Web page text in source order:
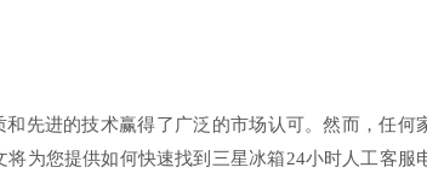
先进的技术赢得了广泛的市场认可。然而，任何
为您提供如何快速找到三星冰箱24小时人工客服